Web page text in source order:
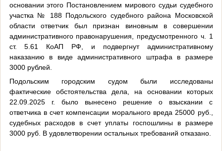
основании этого Постановлением мирового судьи судебного
участка № 188 Подольского судебного района Московской
области ответчик был признан виновным в совершении
административного правонарушения, предусмотренного ч. 1
ст. 5.61 КоАП РФ, и подвергнут административному
наказанию в виде административного штрафа в размере
3000 рублей.
Подольским городским судом были исследованы
фактические обстоятельства дела, на основании которых
22.09.2025 г. было вынесено решение о взыскании с
ответчика в счет компенсации морального вреда 25000 руб.,
судебных расходов в счет уплаты госпошлины в размере
3000 руб. В удовлетворении остальных требований отказано.